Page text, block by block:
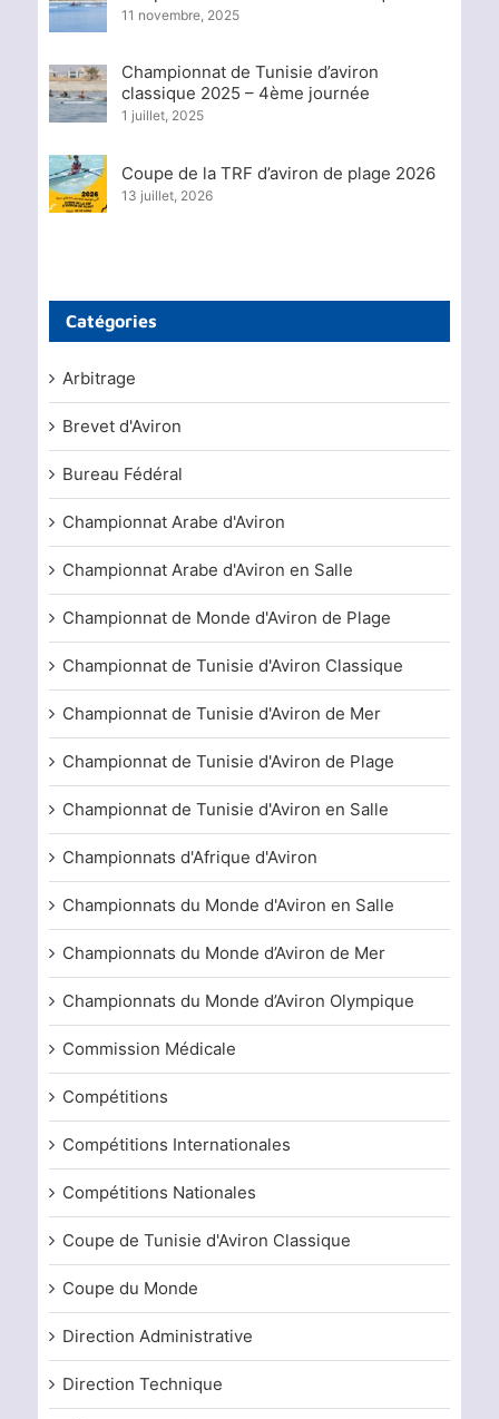
11 novembre, 2025
Championnat de Tunisie d’aviron
classique 2025 – 4ème journée
1 juillet, 2025
Coupe de la TRF d’aviron de plage 2026
13 juillet, 2026
Catégories
Arbitrage
Brevet d'Aviron
Bureau Fédéral
Championnat Arabe d'Aviron
Championnat Arabe d'Aviron en Salle
Championnat de Monde d'Aviron de Plage
Championnat de Tunisie d'Aviron Classique
Championnat de Tunisie d'Aviron de Mer
Championnat de Tunisie d'Aviron de Plage
Championnat de Tunisie d'Aviron en Salle
Championnats d'Afrique d'Aviron
Championnats du Monde d'Aviron en Salle
Championnats du Monde d’Aviron de Mer
Championnats du Monde d’Aviron Olympique
Commission Médicale
Compétitions
Compétitions Internationales
Compétitions Nationales
Coupe de Tunisie d'Aviron Classique
Coupe du Monde
Direction Administrative
Direction Technique